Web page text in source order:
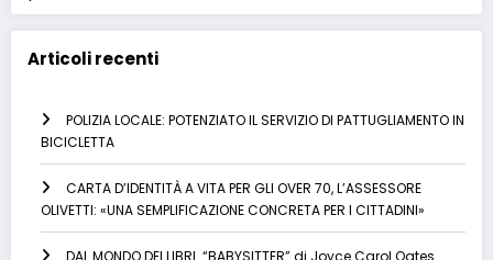
Articoli recenti
POLIZIA LOCALE: POTENZIATO IL SERVIZIO DI PATTUGLIAMENTO IN
BICICLETTA
CARTA D’IDENTITÀ A VITA PER GLI OVER 70, L’ASSESSORE
OLIVETTI: «UNA SEMPLIFICAZIONE CONCRETA PER I CITTADINI»
DAL MONDO DEI LIBRI. “BABYSITTER” di Joyce Carol Oates